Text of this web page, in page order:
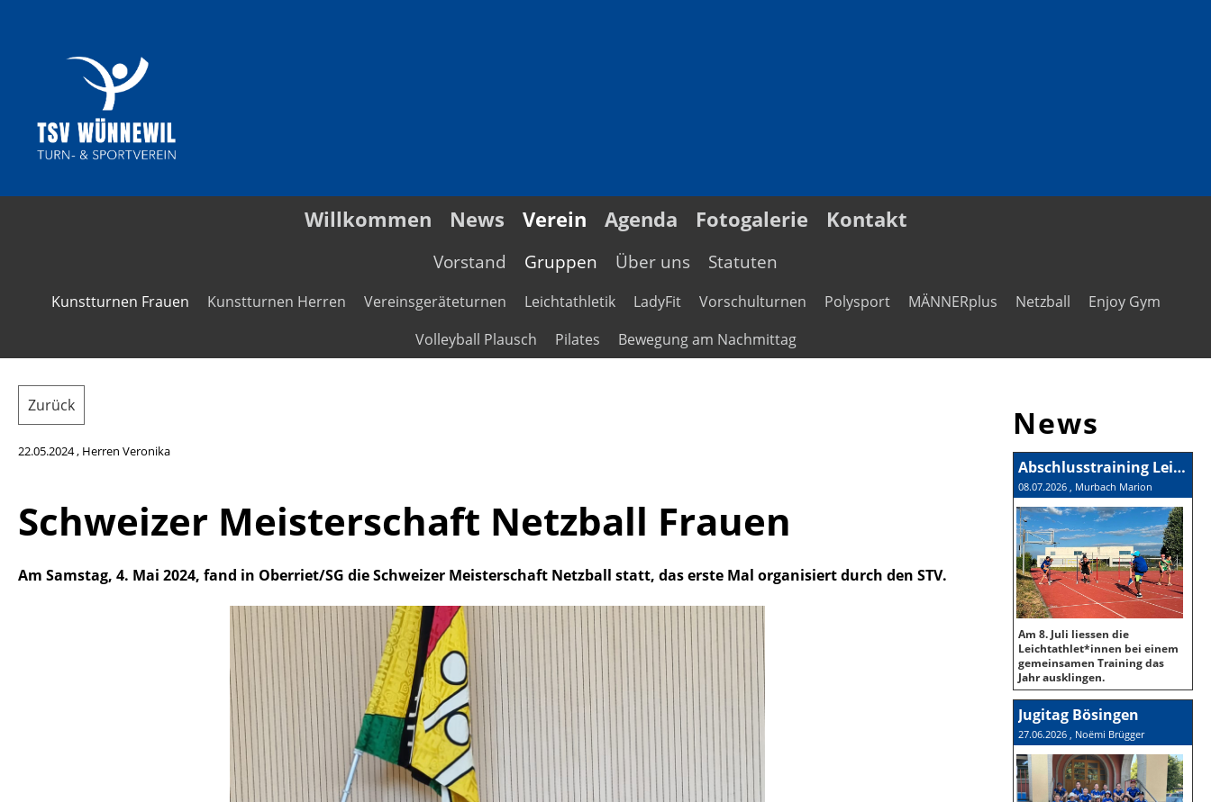
Willkommen News Verein Agenda Fotogalerie Kontakt
Vorstand Gruppen Über uns Statuten
Kunstturnen Frauen Kunstturnen Herren Vereinsgeräteturnen Leichtathletik LadyFit Vorschulturnen Polysport MÄNNERplus Netzball
Enjoy Gym
Volleyball Plausch
Pilates Bewegung am Nachmittag
Zurück
22.05.2024, Herren Veronika
Schweizer Meisterschaft Netzball Frauen
Am Samstag, 4. Mai 2024, fand in Oberriet/SG die Schweizer Meisterschaft Netzball statt, das erste Mal organisiert durch den STV.
News
Abschlusstraining Leichtathletik Gruppe
08.07.2026 , Murbach Marion
Am 8. Juli liessen die
Leichtathlet*innen bei einem
gemeinsamen Training das
Jahr ausklingen.
Jugitag Bösingen
27.06.2026 , Noëmi Brügger